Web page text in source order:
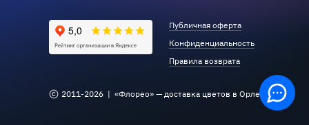
2011-2026 | «Флорео» — доставка цветов в Орле
Публичная оферта
Конфиденциальность
Правила возврата